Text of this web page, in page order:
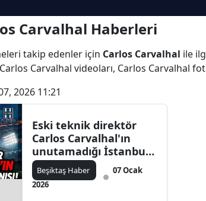
Carvalhal Haberleri
takip edenler için Carlos Carvalhal ile
Carvalhal videoları, Carlos Carvalhal
2026 11:21
Eski teknik direktör
Carlos Carvalhal'ın
unutamadığı İstanbul
anısı!
Beşiktaş Haber
07 Ocak
2026